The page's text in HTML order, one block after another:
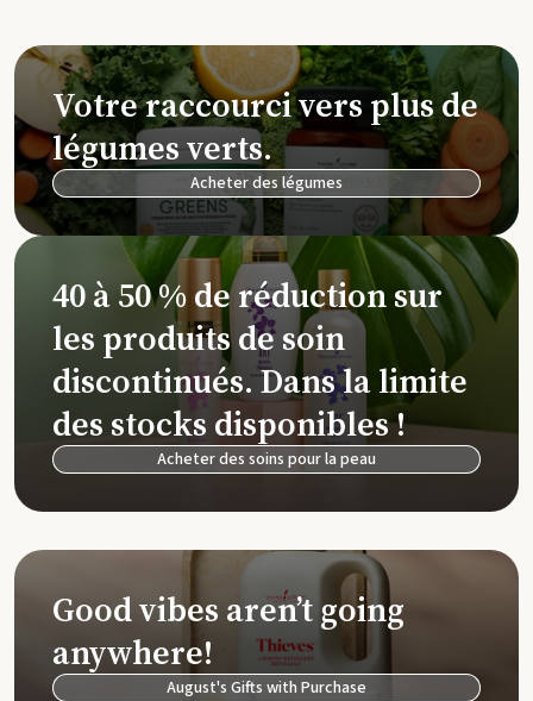
Votre raccourci vers plus de
légumes verts.
Acheter des légumes
40 à 50 % de réduction sur
les produits de soin
discontinués. Dans la limite
des stocks disponibles !
Acheter des soins pour la peau
Good vibes aren’t going
anywhere!
August's Gifts with Purchase